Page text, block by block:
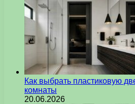
Как выбрать пластиковую
комнаты
20.06.2026